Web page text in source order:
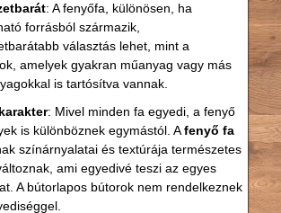
: A fenyőfa, különösen, ha
forrásból származik,
választás lehet, mint a
amelyek gyakran műanyag vagy más
is tartósítva vannak.
: Mivel minden fa egyedi, a fenyő
is különböznek egymástól. Afenyő fa
színárnyalatai és textúrája természetes
ami egyedivé teszi az egyes
A bútorlapos bútorok nem rendelkeznek